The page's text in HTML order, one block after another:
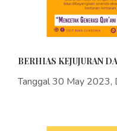
BERHIAS KEJUJURAN
Tanggal 30 May 2023,